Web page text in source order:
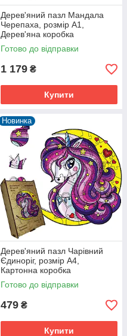
Дерев'яний пазл Мандала
Черепаха, розмір А1,
Дерев'яна коробка
Готово до відправки
1 179 ₴
Купити
Новинка
Дерев'яний пазл Чарівний
Єдиноріг, розмір А4,
Картонна коробка
Готово до відправки
479 ₴
Купити